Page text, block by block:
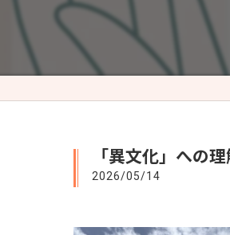
「異文化」への
2026/05/14